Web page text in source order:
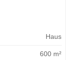
Haus
600 m²